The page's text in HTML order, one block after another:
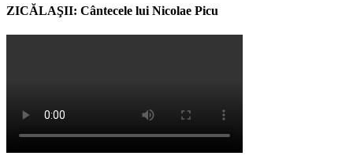
ZICĂLAŞII: Cântecele lui Nicolae Picu